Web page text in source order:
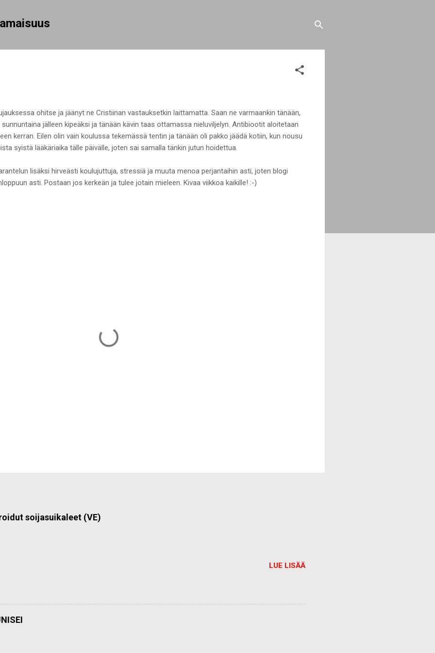
ohitse ja jäänyt ne Cristiinan vastauksetkin laittamatta. Saan ne varmaankin tänään,
jälleen kipeäksi ja tänään kävin taas ottamassa nieluviljelyn. Antibiootit aloitetaan
kerran. Eilen olin vain koulussa tekemässä tentin ja tänään oli pakko jäädä kotiin, kun nousu
syistä lääkäriaika tälle päivälle, joten sai samalla tänkin jutun hoidettua.
lisäksi hirveästi koulujuttuja, stressiä ja muuta menoa perjantaihin asti, joten blogi
asti. Postaan jos kerkeän ja tulee jotain mieleen. Kivaa viikkoa kaikille! :-)
soijasuikaleet (VE)
LUE LISÄÄ